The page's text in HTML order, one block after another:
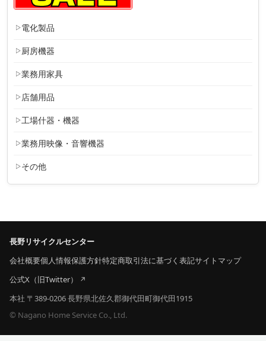
電化製品
厨房機器
業務用家具
店舗用品
工場什器・機器
業務用映像・音響機器
その他
長野リサイクルセンター
会社概要個人情報保護方針特定商取引法に基づく表記サイトマップ
公式X（旧Twitter）
本社 〒389-0206 長野県北佐久郡御代田町御代田1915
© Nagano Home Service Co., Ltd.